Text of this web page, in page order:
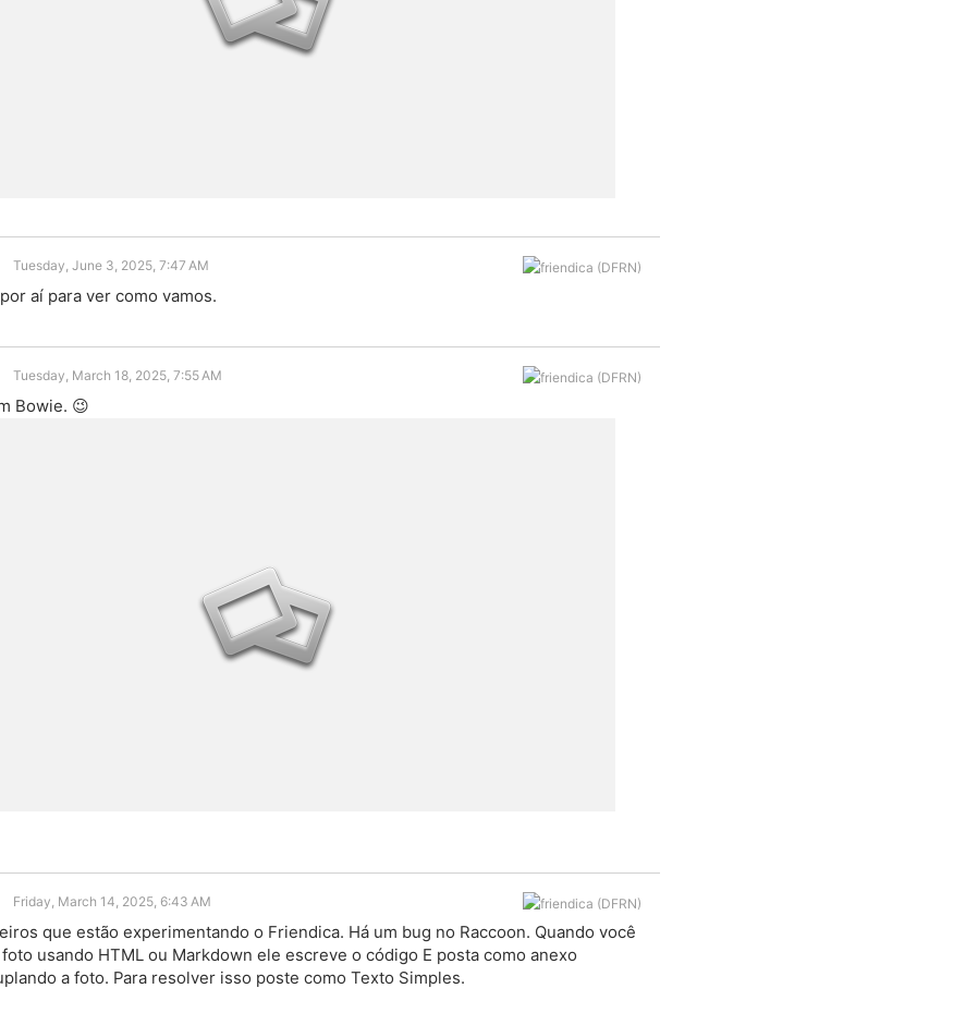
Tuesday, June 3, 2025, 7:47 AM
aí para ver como vamos.
Tuesday, March 18, 2025, 7:55 AM
Bowie. 😉
Friday, March 14, 2025, 6:43 AM
que estão experimentando o Friendica. Há um bug no Raccoon. Quando você
usando HTML ou Markdown ele escreve o código E posta como anexo
a foto. Para resolver isso poste como Texto Simples.